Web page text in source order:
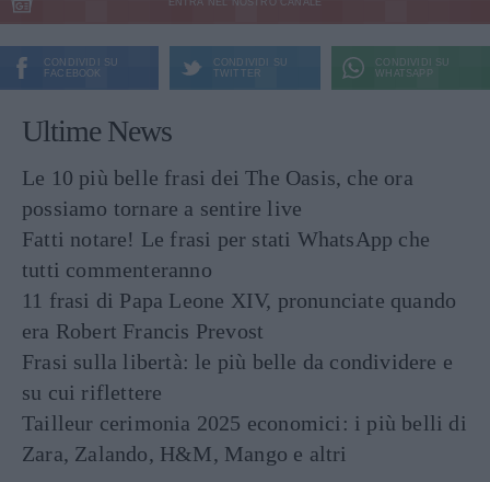
CONDIVIDI SU
FACEBOOK
CONDIVIDI SU
TWITTER
CONDIVIDI SU
WHATSAPP
Ultime News
Le 10 più belle frasi dei The Oasis, che ora
possiamo tornare a sentire live
Fatti notare! Le frasi per stati WhatsApp che
tutti commenteranno
11 frasi di Papa Leone XIV, pronunciate quando
era Robert Francis Prevost
Frasi sulla libertà: le più belle da condividere e
su cui riflettere
Tailleur cerimonia 2025 economici: i più belli di
Zara, Zalando, H&M, Mango e altri